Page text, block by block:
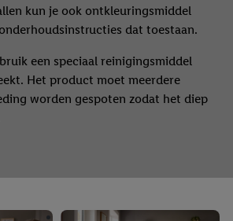
kun je ook ontkleuringsmiddel
dat toestaan.
een speciaal reinigingsmiddel
Het product moet meerdere
worden gespoten zodat het diep